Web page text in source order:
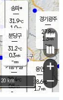
용인
28.6℃
1.7m/s
경기광주
27.8℃
1.3m/s
-mm
송파*
31.9℃
1.0m/s
-mm
기흥구갈
29.4℃
0.5m/s
-
분당구
31.2℃
0.3m/s
-mm
+
−
20 km